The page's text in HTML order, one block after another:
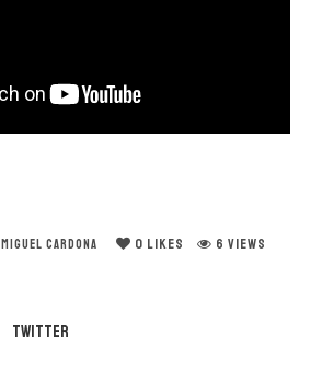
MIGUEL CARDONA 0 LIKES 6 VIEWS
Twitter